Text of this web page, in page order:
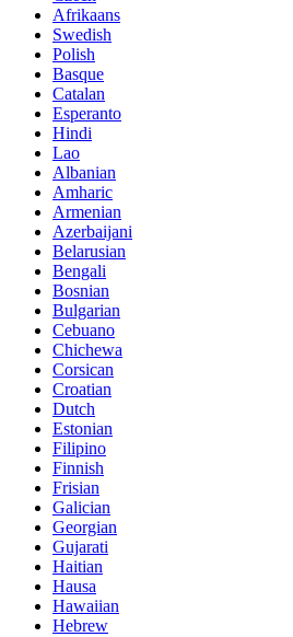
Afrikaans
Swedish
Polish
Basque
Catalan
Esperanto
Hindi
Lao
Albanian
Amharic
Armenian
Azerbaijani
Belarusian
Bengali
Bosnian
Bulgarian
Cebuano
Chichewa
Corsican
Croatian
Dutch
Estonian
Filipino
Finnish
Frisian
Galician
Georgian
Gujarati
Haitian
Hausa
Hawaiian
Hebrew